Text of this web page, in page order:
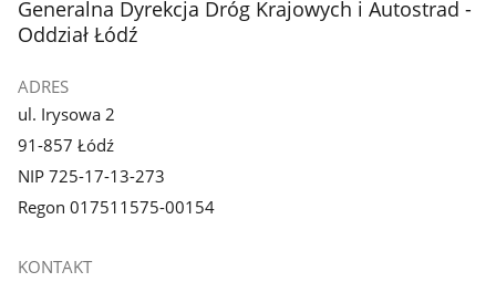
stopka
Generalna Dyrekcja Dróg Krajowych i Autostrad -
Oddział Łódź
ADRES
ul. Irysowa 2
91-857 Łódź
NIP 725-17-13-273
Regon 017511575-00154
KONTAKT